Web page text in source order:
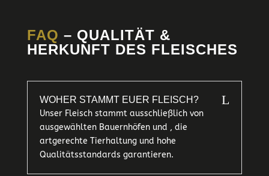
FAQ – QUALITÄT &
HERKUNFT DES FLEISCHES
WOHER STAMMT EUER FLEISCH? L
Unser Fleisch stammt ausschließlich von
ausgewählten Bauernhöfen und , die
artgerechte Tierhaltung und hohe
Qualitätsstandards garantieren.